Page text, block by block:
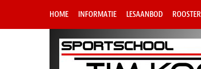
HOME INFORMATIE LESAANBOD ROOSTER